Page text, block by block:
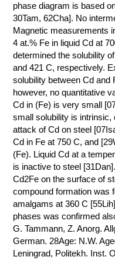
ХИМИЯ НА
ПРОИЗВОДСТВЕ
И ХИМИЧЕСКАЯ
ТЕХНОЛОГИЯ
КОНТАКТЫ
phase diagram is based
30Tam, 62Cha]. No
Magnetic measurements
4 at.% Fe in liquid Cd at
determined the solubility
and 421 C, respectively.
solubility between Cd and
however, no quantitative
Cd in (Fe) is very small
small solubility is
attack of Cd on steel
Cd in Fe at 750 C, and
(Fe). Liquid Cd at a
is inactive to steel
Cd2Fe on the surface of
compound formation was
amalgams at 360 C
phases was confirmed
G. Tammann, Z. Anorg.
German. 28Age: N.W.
Leningrad, Politekh. Inst.